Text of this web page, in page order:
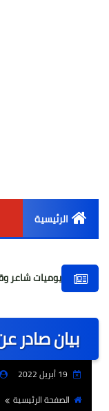
الرئيسية
شاعر وقصيدة : مازلتُ
بيان صادر
الصفحة الرئيسية